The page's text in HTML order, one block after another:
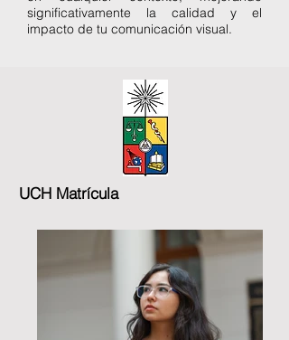
significativamente la calidad y el
impacto de tu comunicación visual.
UCH Matrícula